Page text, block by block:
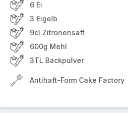
6 Ei
3 Eigelb
9cl Zitronensaft
600g Mehl
3TL Backpulver
Antihaft-Form Cake Factory